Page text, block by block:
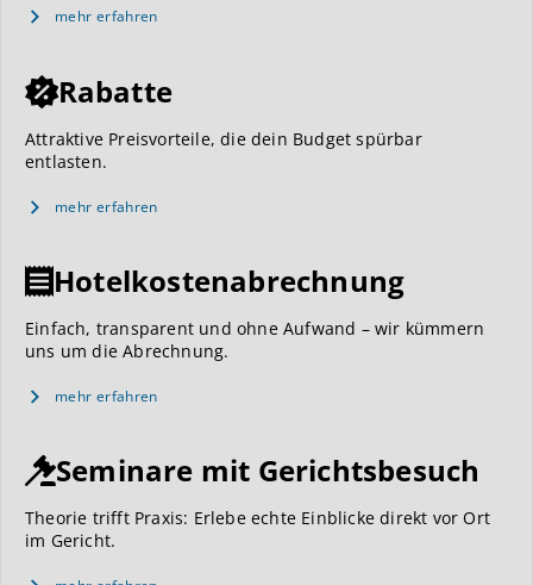
mehr erfahren
Rabatte
Attraktive Preisvorteile, die dein Budget spürbar
entlasten.
mehr erfahren
Hotelkostenabrechnung
Einfach, transparent und ohne Aufwand – wir kümmern
uns um die Abrechnung.
mehr erfahren
Seminare mit Gerichtsbesuch
Theorie trifft Praxis: Erlebe echte Einblicke direkt vor Ort
im Gericht.